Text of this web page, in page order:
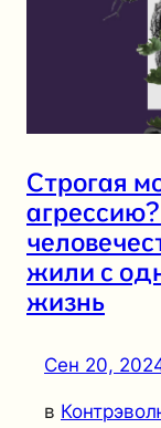
Строгая
жили с
жизнь
Сен 20,
в